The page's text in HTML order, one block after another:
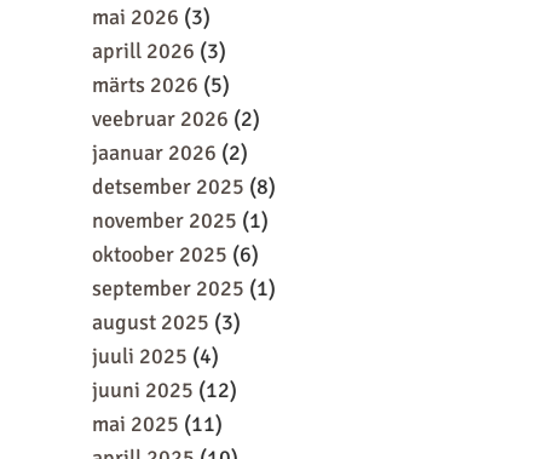
mai 2026 (3)
aprill 2026 (3)
märts 2026 (5)
veebruar 2026 (2)
jaanuar 2026 (2)
detsember 2025 (8)
november 2025 (1)
oktoober 2025 (6)
september 2025 (1)
august 2025 (3)
juuli 2025 (4)
juuni 2025 (12)
mai 2025 (11)